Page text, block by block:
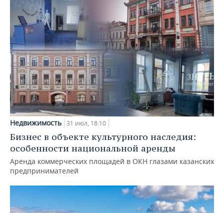
Недвижимость 31 июл, 18:10
Бизнес в объекте культурного наследия:
особенности национальной аренды
Аренда коммерческих площадей в ОКН глазами казанских
предпринимателей